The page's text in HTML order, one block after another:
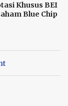
Khusus BEI
Blue Chip